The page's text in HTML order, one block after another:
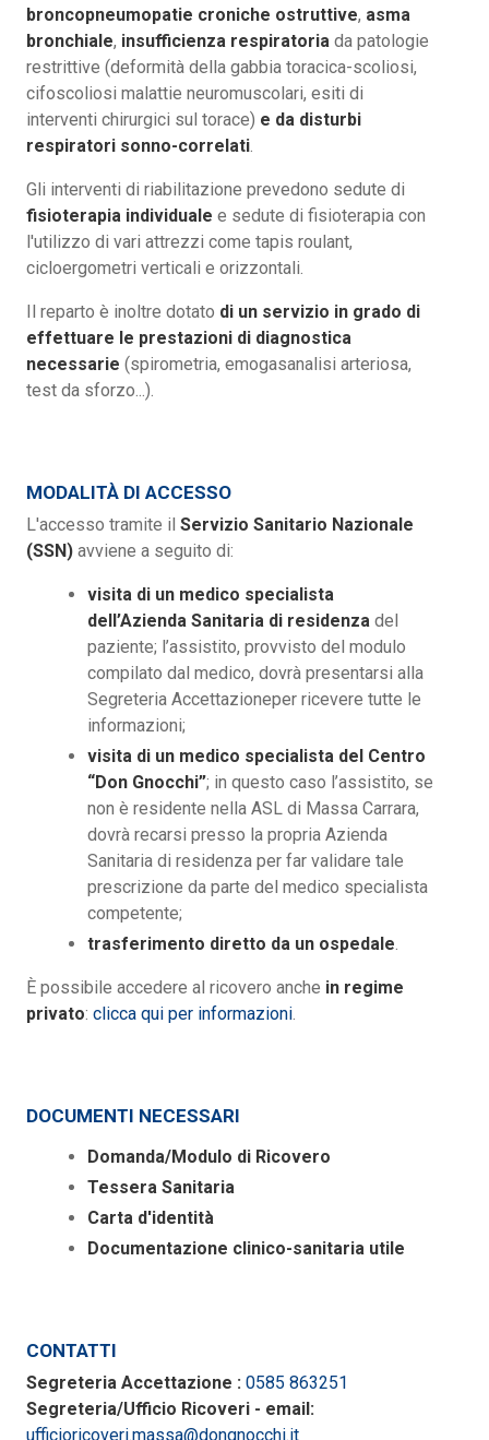
broncopneumopatie croniche ostruttive, asma
bronchiale, insufficienza respiratoria da patologie
restrittive (deformità della gabbia toracica-scoliosi,
cifoscoliosi malattie neuromuscolari, esiti di
interventi chirurgici sul torace) e da disturbi
respiratori sonno-correlati
Gli interventi di riabilitazione prevedono sedute di
fisioterapia individuale e sedute di fisioterapia con
l'utilizzo di vari attrezzi come tapis roulant,
cicloergometri verticali e orizzontali.
Il reparto è inoltre dotato di un servizio in grado di
effettuare le prestazioni di diagnostica
necessarie (spirometria, emogasanalisi arteriosa,
test da sforzo...).
MODALITÀ DI ACCESSO
L'accesso tramite il Servizio Sanitario Nazionale
(SSN) avviene a seguito di:
visita di un medico specialista
dell’Azienda Sanitaria di residenza del
paziente; l’assistito, provvisto del modulo
compilato dal medico, dovrà presentarsi alla
Segreteria Accettazioneper ricevere tutte le
informazioni;
visita di un medico specialista del Centro
“Don Gnocchi”; in questo caso l’assistito, se
non è residente nella ASL di Massa Carrara,
dovrà recarsi presso la propria Azienda
Sanitaria di residenza per far validare tale
prescrizione da parte del medico specialista
competente;
trasferimento diretto da un ospedale
È possibile accedere al ricovero anche in regime
privato: clicca qui per informazioni
DOCUMENTI NECESSARI
Domanda/Modulo di Ricovero
Tessera Sanitaria
Carta d'identità
Documentazione clinico-sanitaria utile
CONTATTI
Segreteria Accettazione : 0585 863251
Segreteria/Ufficio Ricoveri - email:
ufficioricoveri.massa@dongnocchi.it